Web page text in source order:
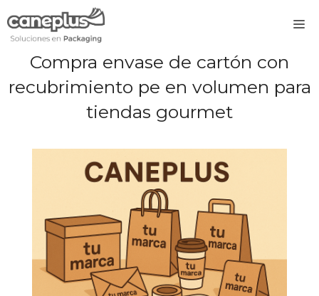
al
Compra envase de cartón con
recubrimiento pe en volumen para
tiendas gourmet